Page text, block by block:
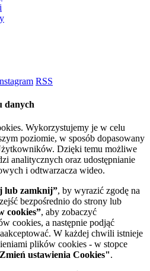
RSS
danych
Wykorzystujemy je w celu
poziomie, w sposób dopasowany
Dzięki temu możliwe
analitycznych oraz udostępnianie
i odtwarzacza wideo.
lub zamknij”, by wyrazić zgodę na
bezpośrednio do strony lub
cookies”, aby zobaczyć
cookies, a następnie podjąć
W każdej chwili istnieje
plików cookies - w stopce
ustawienia Cookies".